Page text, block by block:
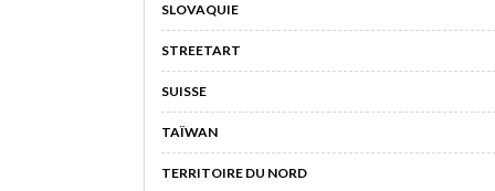
SLOVAQUIE
STREETART
SUISSE
TAÏWAN
TERRITOIRE DU NORD